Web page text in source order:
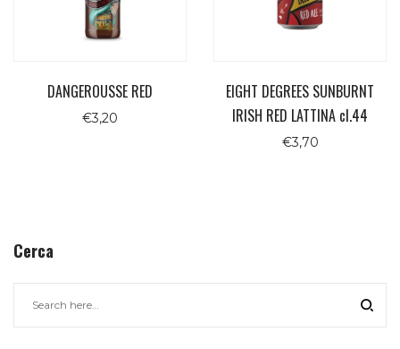
DANGEROUSSE RED
€3,20
EIGHT DEGREES SUNBURNT
IRISH RED LATTINA cl.44
€3,70
Cerca